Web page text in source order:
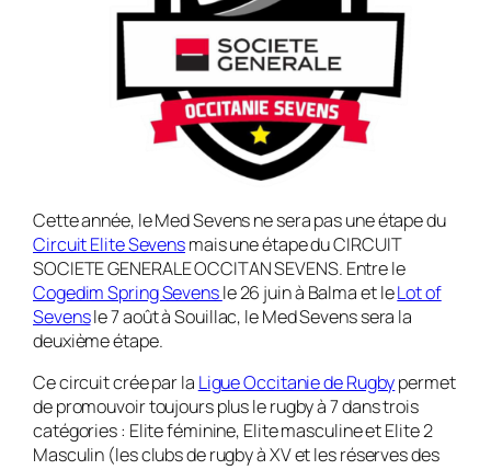
Cette année, le Med Sevens ne sera pas une étape du
Circuit Elite Sevensmais une étape du CIRCUIT
SOCIETE GENERALE OCCITAN SEVENS. Entre le
Cogedim Spring Sevensle 26 juin à Balma et leLot of
Sevensle 7 août à Souillac, le Med Sevens sera la
deuxième étape.
Ce circuit crée par la Ligue Occitanie de Rugbypermet
de promouvoir toujours plus le rugby à 7 dans trois
catégories : Elite féminine, Elite masculine et Elite 2
Masculin (les clubs de rugby à XV et les réserves des